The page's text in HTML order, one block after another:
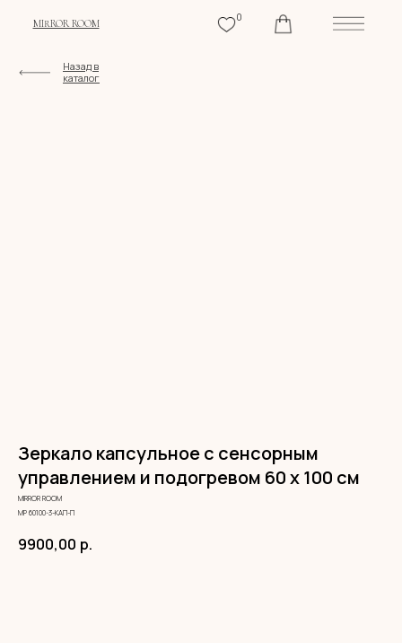
Зеркало капсульное с сенсорным
управлением и подогревом 60 х 100 см
MIRROR ROOM
МР 60100-3-КАП-П
9900,00 р.